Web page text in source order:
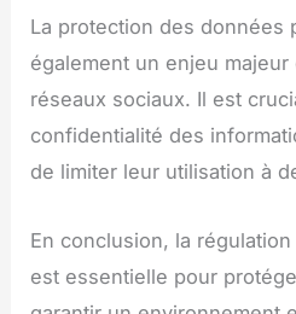
La protection des données
également un enjeu
réseaux sociaux. Il est
confidentialité des
de limiter leur utilisation à
En conclusion, la
est essentielle pour